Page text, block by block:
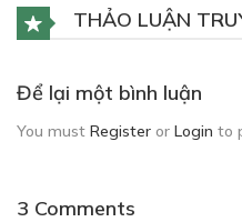
THẢO LUẬN
Để lại một bình luận
You must Register or Login to
3 Comments